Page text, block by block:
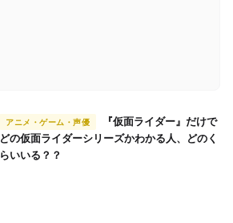
アニメ・ゲーム・声優
どの仮面ライダーシリーズかわかる人、どのく
らいいる？？